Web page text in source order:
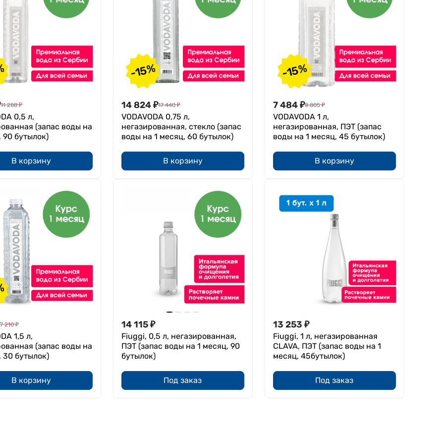
11 288 ₽
0,5 л,
(запас воды на
90 бутылок)
В корзину
-15%
14 824₽17 440 ₽
VODAVODA 0,75 л,
негазированная, стекло (запас
воды на 1 месяц, 60 бутылок)
В корзину
-15%
7 484₽8 805 ₽
VODAVODA 1 л,
негазированная, ПЭТ (запас
воды на 1 месяц, 45 бутылок)
В корзину
7 210 ₽
1,5 л,
(запас воды на
30 бутылок)
В корзину
14 115₽
Fiuggi, 0,5 л, негазированная,
ПЭТ (запас воды на 1 месяц, 90
бутылок)
Под заказ
13 253 ₽
Fiuggi, 1 л, негазированная
CLAVA, ПЭТ (запас воды на 1
месяц, 45бутылок)
Под заказ